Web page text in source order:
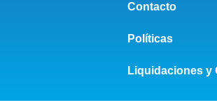
Contacto
Políticas
Liquidaciones y